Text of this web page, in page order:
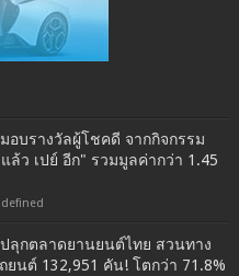
อบรางวัลผู้โชคดี จากกิจกรรม
ล้ว เปย์ อีก" รวมมูลค่ากว่า 1.45
ปลุกตลาดยานยนต์ไทย สวนทาง
ยนต์ 132,951 คัน! โตกว่า 71.8%